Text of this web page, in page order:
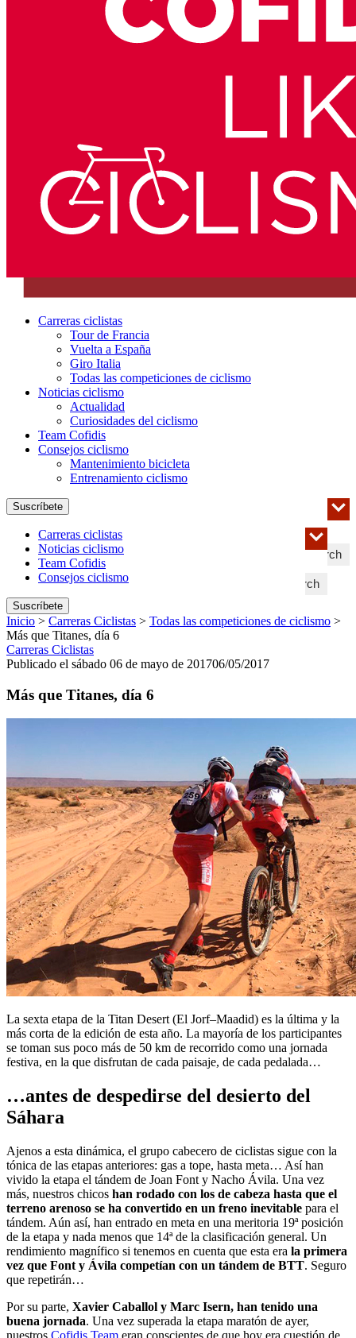
Carreras ciclistas
Tour de Francia
Vuelta a España
Giro Italia
Todas las competiciones de ciclismo
Noticias ciclismo
Actualidad
Curiosidades del ciclismo
Team Cofidis
Consejos ciclismo
Mantenimiento bicicleta
Entrenamiento ciclismo
Search
Suscríbete
Search
Carreras ciclistas
Noticias ciclismo
Team Cofidis
Consejos ciclismo
Suscríbete
Inicio > Carreras Ciclistas > Todas las competiciones de ciclismo >
Más que Titanes, día 6
Carreras Ciclistas
Publicado el sábado 06 de mayo de 201706/05/2017
Más que Titanes, día 6
La sexta etapa de la Titan Desert (El Jorf–Maadid) es la última y la
más corta de la edición de esta año. La mayoría de los participantes
se toman sus poco más de 50 km de recorrido como una jornada
festiva, en la que disfrutan de cada paisaje, de cada pedalada…
…antes de despedirse del desierto del
Sáhara
Ajenos a esta dinámica, el grupo cabecero de ciclistas sigue con la
tónica de las etapas anteriores: gas a tope, hasta meta… Así han
vivido la etapa el tándem de Joan Font y Nacho Ávila. Una vez
más, nuestros chicos han rodado con los de cabeza hasta que el
terreno arenoso se ha convertido en un freno inevitable para el
tándem. Aún así, han entrado en meta en una meritoria 19ª posición
de la etapa y nada menos que 14ª de la clasificación general. Un
rendimiento magnífico si tenemos en cuenta que esta era la primera
vez que Font y Ávila competían con un tándem de BTT. Seguro
que repetirán…
Por su parte, Xavier Caballol y Marc Isern, han tenido una
buena jornada. Una vez superada la etapa maratón de ayer,